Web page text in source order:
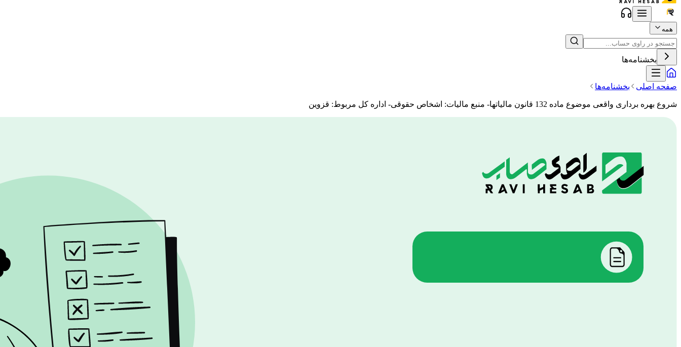
همه
بخشنامه‌ها
صفحه اصلی بخشنامه‌ها
شروع بهره برداری واقعی موضوع ماده 132 قانون مالیاتها- منبع مالیات: اشخاص حقوقی- اداره کل مربوط: قزوین